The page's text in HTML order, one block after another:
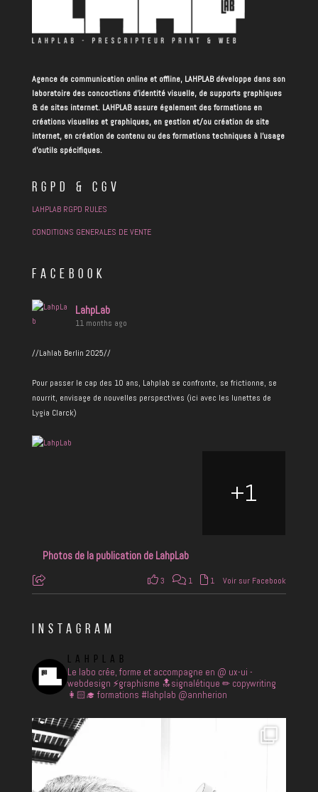
Agence de communication online et offline, LAHPLAB développe dans son
laboratoire des concoctions d’identité visuelle, de supports graphiques
& de sites internet. LAHPLAB assure également des formations en
créations visuelles et graphiques, en gestion et/ou création de site
internet, en création de contenu ou des formations techniques à l’usage
d’outils spécifiques.
RGPD & CGV
LAHPLAB RGPD RULES
CONDITIONS GENERALES DE VENTE
FACEBOOK
LahpLab
11 months ago
//Lahlab Berlin 2025//
Pour passer le cap des 10 ans, Lahplab se confronte, se frictionne, se
nourrit, envisage de nouvelles perspectives (ici avec les lunettes de
Lygia Clarck)
+1
Photos de la publication de LahpLab
3 1 1 Voir sur Facebook
INSTAGRAM
LAHPLAB
Le labo crée, forme et accompagne en @ ux-ui -
webdesign ⚡️graphisme 🔝signalétique ✏ copywriting
👩🏻‍🎓 formations #lahplab @annherion